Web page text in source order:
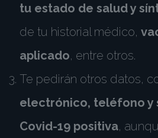
tu estado de salud y
de tu historial médico,
aplicado, entre otros.
Te pedirán otros datos,
electrónico, teléfono y
Covid-19 positiva,